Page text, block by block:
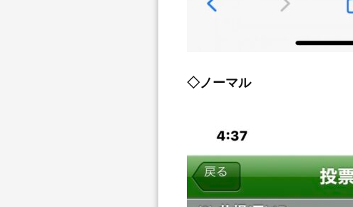
◇ノーマル